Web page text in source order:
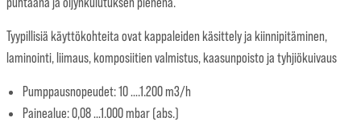
Tyypillisiä käyttökohteita ovat kappaleiden käsittely ja kiinnipitäminen,
laminointi, liimaus, komposiitien valmistus, kaasunpoisto ja tyhjiökuivaus
Pumppausnopeudet: 10 ….1.200 m3/h
Painealue: 0,08 …1.000 mbar (abs.)